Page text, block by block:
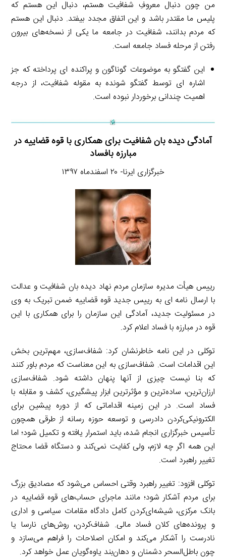
من چون دنبال معروفِ شفافیت هستم، دنبال این هستم که
پلیس ما مقتدر باشد و این اتفاق مجدد بیفتد. دنبال این هستم
که مردم بدانند، شفافیت در جامعه ما یکی از نسخه‌های بیرون
رفتن از مرحله فساد جامعه است.
این گفتگو به موضوعات گوناگون و پراکنده ای پرداخته که جز
اشاره ای توسط گفتگو شونده به مقوله شفافیت، از درجه
اهمیت چندانی برخوردار نبوده است.
آمادگی دیده بان شفافیت برای همکاری با قوه قضاییه در
مبارزه بافساد
خبرگزاری ایرنا- ۲۰ اسفندماه ۱۳۹۷
رییس هیأت مدیره سازمان مردم نهاد دیده بان شفافیت و عدالت
با ارسال نامه ای به رییس جدید قوه قضاییه ضمن تبریک به وی
در مسئولیت جدید، آمادگی این سازمان را برای همکاری با این
قوه در مبارزه با فساد اعلام کرد.
توکلی در این نامه خاطرنشان کرد: شفاف‌سازی، مهم‌ترین بخش
این اقدامات است. شفاف‌سازی به این معناست که مردم باور کنند
که بنا نیست چیزی از آنها پنهان داشته شود. شفاف‌سازی
ارزان‌ترین، ساده‌ترین و مؤثرترین ابزار پیشگیری، کشف و مقابله با
فساد است. در این زمینه اقداماتی که از دوره پیشین برای
الکترونیکی‌کردن دادرسی و توسعه حوزه رسانه از طرقی همچون
تأسیس خبرگزاری انجام شده، باید استمرار یافته و تکمیل شود؛ اما
این همه اگر چه لازم، ولی کفایت نمی‌کند و دستگاه قضا محتاج
تغییر راهبرد است.
توکلی افزود: تغییر راهبرد وقتی احساس می‌شود که مصادیق بزرگ
برای مردم آشکار شود؛ مانند ماجرای حساب‌های قوه قضاییه در
بانک مرکزی، شیشه‌ای‌کردن کامل دادگاه مقامات سیاسی و اداری
و پرونده‌های کلان فساد مالی. شفاف‌کردن، روش‌های نارسا یا
نادرست را آشکار می‌کند و امکان اصلاحات را فراهم می‌سازد و
چون باطل‌السحر دشمنان و دهان‌بند یاوه‌گویان عمل خواهد کرد.